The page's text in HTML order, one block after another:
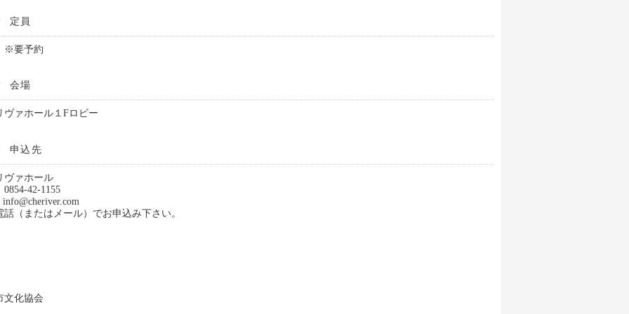
定員
要予約
会場
ヴァホール１Fロビー
申込先
ヴァホール
0854-42-1155
（またはメール）でお申込み下さい。
文化協会